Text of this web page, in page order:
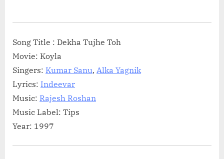
Song Title : Dekha Tujhe Toh
Movie: Koyla
Singers: Kumar Sanu, Alka Yagnik
Lyrics: Indeevar
Music: Rajesh Roshan
Music Label: Tips
Year: 1997